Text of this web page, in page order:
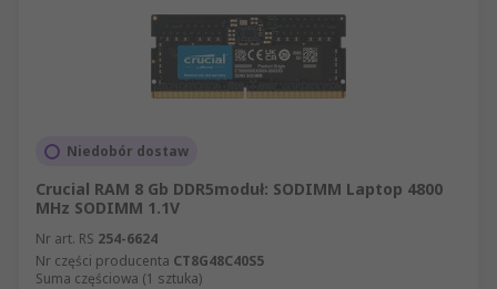
Niedobór dostaw
Crucial RAM 8 Gb DDR5moduł: SODIMM Laptop 4800
MHz SODIMM 1.1V
Nr art. RS 254-6624
Nr części producenta CT8G48C40S5
Suma częściowa (1 sztuka)